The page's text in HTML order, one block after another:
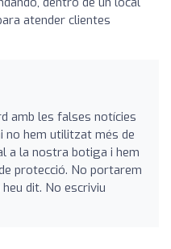
atender clientes
amb les falses notícies
no hem utilitzat més de
a la nostra botiga i hem
protecció. No portarem
dit. No escriviu